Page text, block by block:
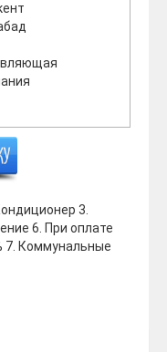
3.
6. При оплате
Коммунальные